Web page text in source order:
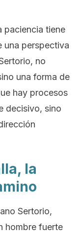
paciencia tiene
una perspectiva
no
una forma de
hay procesos
decisivo, sino
la
Sertorio,
hombre fuerte